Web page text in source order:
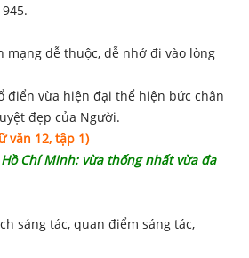
mạng dễ thuộc, dễ nhớ đi vào lòng
điển vừa hiện đại thể hiện bức chân
đẹp của Người.
văn 12, tập 1)
Chí Minh: vừa thống nhất vừa đa
sáng tác, quan điểm sáng tác,